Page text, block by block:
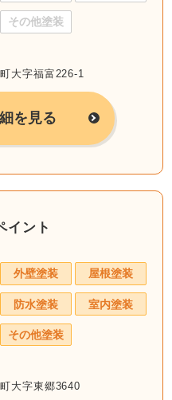
その他塗装
大字福富226-1
を見る
イント
外壁塗装 屋根塗装
防水塗装 室内塗装
その他塗装
大字東郷3640